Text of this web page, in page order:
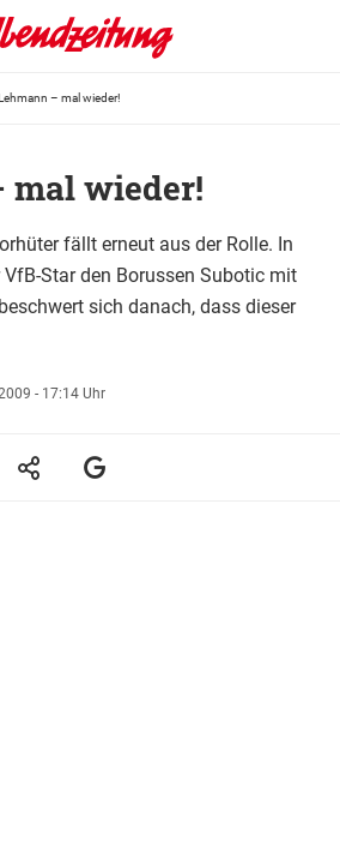
– mal wieder!
mal wieder!
fällt erneut aus der Rolle. In
Star den Borussen Subotic mit
sich danach, dass dieser
- 17:14 Uhr